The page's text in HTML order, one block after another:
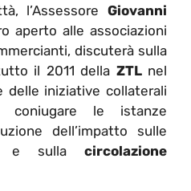
l’Assessore Giovanni
aperto alle associazioni
discuterà sulla
il 2011 della ZTL nel
delle iniziative collaterali
coniugare le istanze
dell’impatto sulle
e sulla circolazione